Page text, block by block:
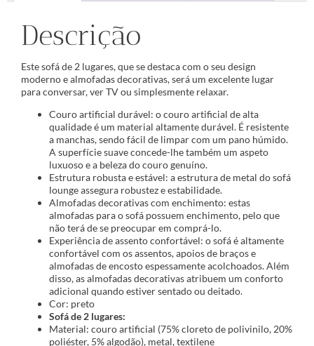
Descrição
Este sofá de 2 lugares, que se destaca com o seu design
moderno e almofadas decorativas, será um excelente lugar
para conversar, ver TV ou simplesmente relaxar.
Couro artificial durável: o couro artificial de alta
qualidade é um material altamente durável. É resistente
a manchas, sendo fácil de limpar com um pano húmido.
A superfície suave concede-lhe também um aspeto
luxuoso e a beleza do couro genuíno.
Estrutura robusta e estável: a estrutura de metal do sofá
lounge assegura robustez e estabilidade.
Almofadas decorativas com enchimento: estas
almofadas para o sofá possuem enchimento, pelo que
não terá de se preocupar em comprá-lo.
Experiência de assento confortável: o sofá é altamente
confortável com os assentos, apoios de braços e
almofadas de encosto espessamente acolchoados. Além
disso, as almofadas decorativas atribuem um conforto
adicional quando estiver sentado ou deitado.
Cor: preto
Sofá de 2 lugares:
Material: couro artificial (75% cloreto de polivinilo, 20%
poliéster, 5% algodão), metal, textilene